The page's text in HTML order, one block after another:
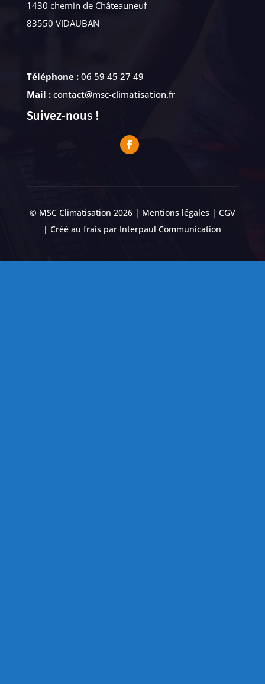
1430 chemin de Châteauneuf
83550 VIDAUBAN
Téléphone : 06 59 45 27 49
Mail :contact@msc-climatisation.fr
Suivez-nous !
© MSC Climatisation 2026 | Mentions légales| CGV
| Créé au frais par Interpaul Communication